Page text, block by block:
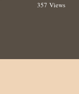
357 Views